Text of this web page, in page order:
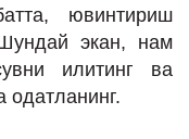
ювинтириш
экан, нам
илитинг ва
одатланинг.